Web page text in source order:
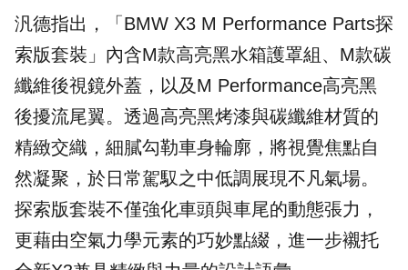
汎德指出，「BMW X3 M Performance Parts探
索版套裝」內含M款高亮黑水箱護罩組、M款碳
纖維後視鏡外蓋，以及M Performance高亮黑
後擾流尾翼。透過高亮黑烤漆與碳纖維材質的
精緻交織，細膩勾勒車身輪廓，將視覺焦點自
然凝聚，於日常駕馭之中低調展現不凡氣場。
探索版套裝不僅強化車頭與車尾的動態張力，
更藉由空氣力學元素的巧妙點綴，進一步襯托